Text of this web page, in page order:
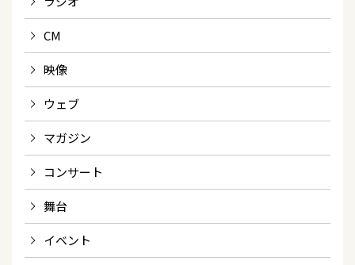
CM
映像
ウェブ
マガジン
コンサート
舞台
イベント